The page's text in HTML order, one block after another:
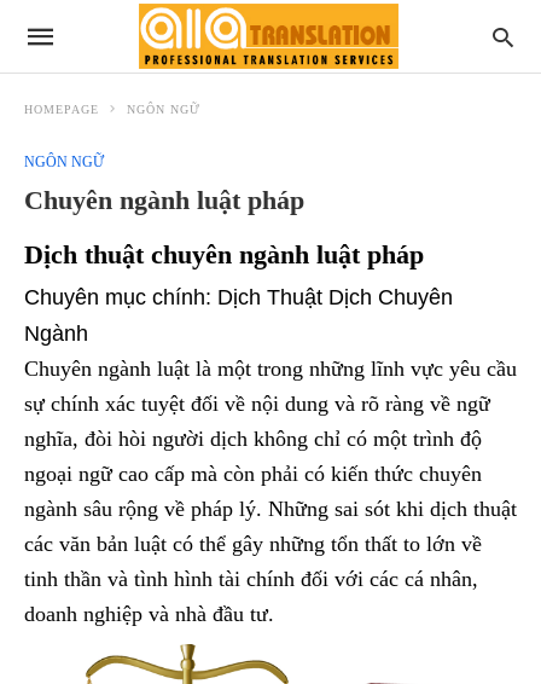
HOMEPAGE NGÔN NGỮ
NGÔN NGỮ
Chuyên ngành luật pháp
Dịch thuật chuyên ngành luật pháp
Chuyên mục chính: Dịch Thuật Dịch Chuyên
Ngành
Chuyên ngành luật là một trong những lĩnh vực yêu cầu
sự chính xác tuyệt đối về nội dung và rõ ràng về ngữ
nghĩa, đòi hòi người dịch không chỉ có một trình độ
ngoại ngữ cao cấp mà còn phải có kiến thức chuyên
ngành sâu rộng về pháp lý. Những sai sót khi dịch thuật
các văn bản luật có thể gây những tổn thất to lớn về
tinh thần và tình hình tài chính đối với các cá nhân,
doanh nghiệp và nhà đầu tư.